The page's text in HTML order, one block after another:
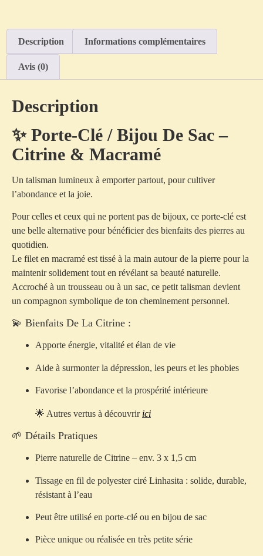
Description Informations complémentaires
Avis (0)
Description
✨ Porte-Clé / Bijou De Sac –
Citrine & Macramé
Un talisman lumineux à emporter partout, pour cultiver
l’abondance et la joie.
Pour celles et ceux qui ne portent pas de bijoux, ce porte-clé est
une belle alternative pour bénéficier des bienfaits des pierres au
quotidien.
Le filet en macramé est tissé à la main autour de la pierre pour la
maintenir solidement tout en révélant sa beauté naturelle.
Accroché à un trousseau ou à un sac, ce petit talisman devient
un compagnon symbolique de ton cheminement personnel.
💫 Bienfaits De La Citrine :
Apporte énergie, vitalité et élan de vie
Aide à surmonter la dépression, les peurs et les phobies
Favorise l’abondance et la prospérité intérieure
🌟 Autres vertus à découvrir ici
🌱 Détails Pratiques
Pierre naturelle de Citrine – env. 3 x 1,5 cm
Tissage en fil de polyester ciré Linhasita : solide, durable,
résistant à l’eau
Peut être utilisé en porte-clé ou en bijou de sac
Pièce unique ou réalisée en très petite série